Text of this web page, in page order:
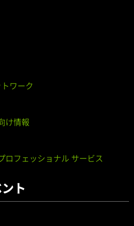
ワーク
け情報
ロフェッショナル サービス
ト